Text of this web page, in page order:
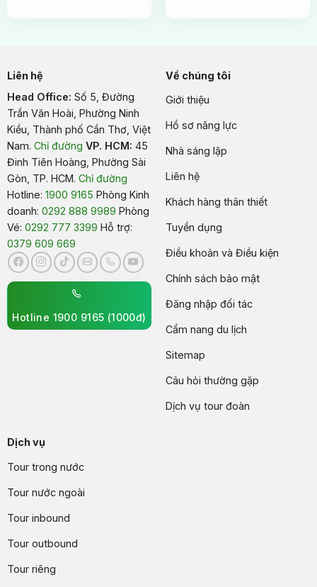
Liên hệ
Head Office: Số 5, Đường
Trần Văn Hoài, Phường Ninh
Kiều, Thành phố Cần Thơ, Việt
Nam. Chỉ đường VP. HCM: 45
Đinh Tiên Hoàng, Phường Sài
Gòn, TP. HCM. Chỉ đường
Hotline: 1900 9165 Phòng Kinh
doanh: 0292 888 9989 Phòng
Vé: 0292 777 3399 Hỗ trợ:
0379 609 669
Hotline 1900 9165 (1000đ)
Về chúng tôi
Giới thiệu
Hồ sơ năng lực
Nhà sáng lập
Liên hệ
Khách hàng thân thiết
Tuyển dụng
Điều khoản và Điều kiện
Chính sách bảo mật
Đăng nhập đối tác
Cẩm nang du lịch
Sitemap
Câu hỏi thường gặp
Dịch vụ tour đoàn
Dịch vụ
Tour trong nước
Tour nước ngoài
Tour inbound
Tour outbound
Tour riêng